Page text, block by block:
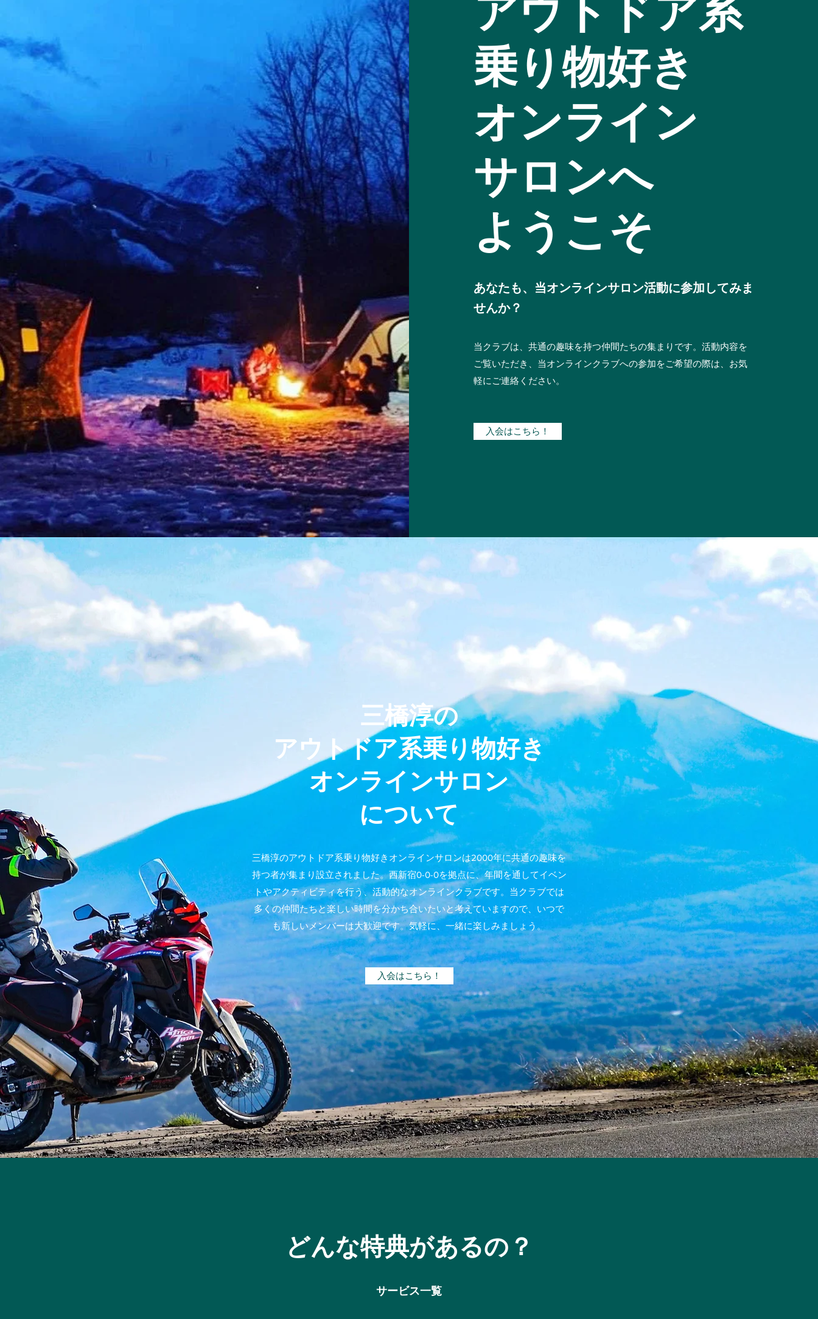
アウトドア系
乗り物好き
オンライン
サロンへ
ようこそ
あなたも、当オンラインサロン活動に参加してみま
せんか？
当クラブは、共通の趣味を持つ仲間たちの集まりです。活動内容を
ご覧いただき、当オンラインクラブへの参加をご希望の際は、お気
軽にご連絡ください。
入会はこちら！
三橋淳の
アウトドア系乗り物好き
オンラインサロン
について
三橋淳のアウトドア系乗り物好きオンラインサロンは2000年に共通の趣味を
持つ者が集まり設立されました。西新宿0-0-0を拠点に、年間を通してイベン
トやアクティビティを行う、活動的なオンラインクラブです。当クラブでは
多くの仲間たちと楽しい時間を分かち合いたいと考えていますので、いつで
も新しいメンバーは大歓迎です。気軽に、一緒に楽しみましょう。
入会はこちら！
どんな特典があるの？
サービス一覧